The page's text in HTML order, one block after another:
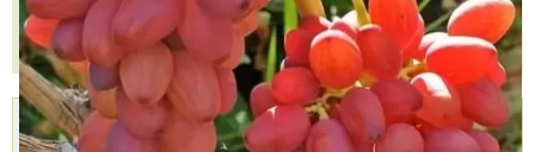
В КОРЗИНУ
Доставка
Самовывоз,
Оплата,